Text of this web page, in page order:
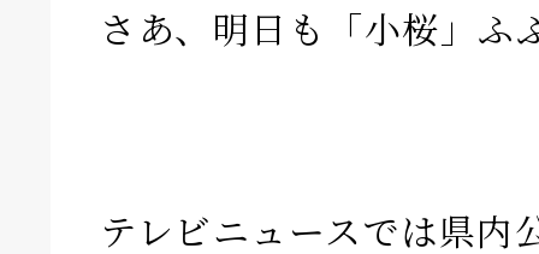
さあ、明日も「小桜」ふ
テレビニュースでは県内